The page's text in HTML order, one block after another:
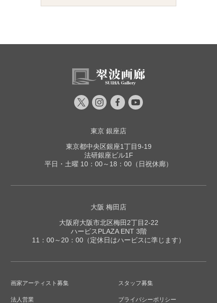
東京 銀座店
東京都中央区銀座1丁目9-19
法研銀座ビル1F
平日・土曜 10：00～18：00（日祝休廊）
大阪 梅田店
大阪府大阪市北区梅田2丁目2-22
ハービスPLAZA ENT 3階
11：00～20：00（定休日はハービスに準じます）
画家アーティスト募集 スタッフ募集
法人営業 プライバシーポリシー